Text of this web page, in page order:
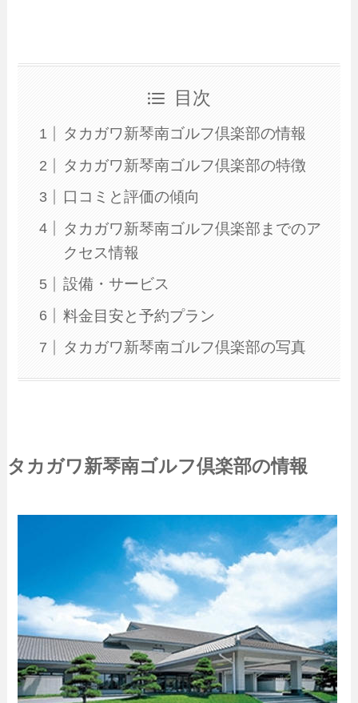
目次
タカガワ新琴南ゴルフ倶楽部の情報
タカガワ新琴南ゴルフ倶楽部の特徴
口コミと評価の傾向
タカガワ新琴南ゴルフ倶楽部までのア
クセス情報
設備・サービス
料金目安と予約プラン
タカガワ新琴南ゴルフ倶楽部の写真
タカガワ新琴南ゴルフ倶楽部の情報